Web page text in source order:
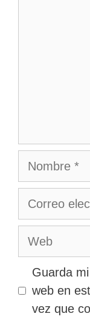
Nombre
Correo
Web
Guarda
web en
vez que